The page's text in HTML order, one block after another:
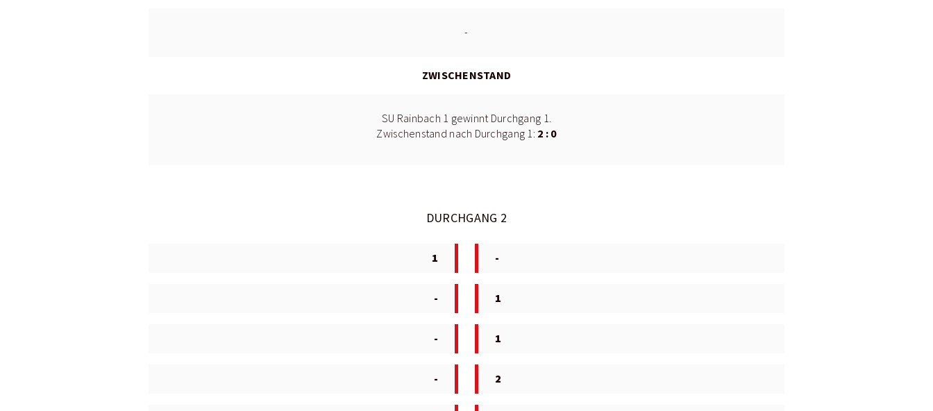
-
ZWISCHENSTAND
SU Rainbach 1 gewinnt Durchgang 1.
Zwischenstand nach Durchgang 1: 2 : 0
DURCHGANG 2
1 -
- 1
- 1
- 2